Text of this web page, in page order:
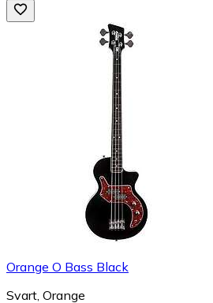
Orange O Bass Black
Svart, Orange